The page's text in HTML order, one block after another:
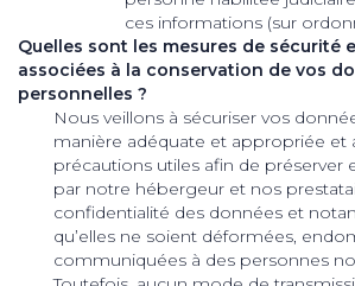
ces informations (sur
Quelles sont les mesures de sécurité
associées à la conservation de vos
personnelles ?
Nous veillons à sécuriser vos
manière adéquate et appropriée et
précautions utiles afin de préserver
par notre hébergeur et nos
confidentialité des données et
qu’elles ne soient déformées,
communiquées à des personnes